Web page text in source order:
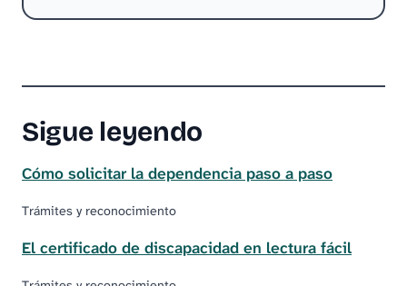
Sigue leyendo
Cómo solicitar la dependencia paso a paso
Trámites y reconocimiento
El certificado de discapacidad en lectura fácil